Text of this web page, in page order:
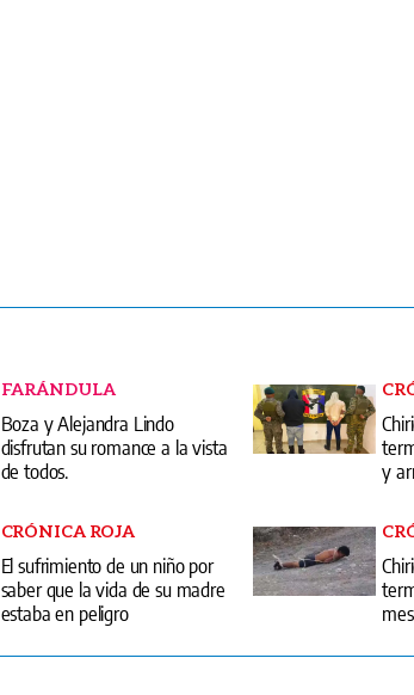
FARÁNDULA
Boza y Alejandra Lindo
disfrutan su romance a la vista
de todos.
y
CRÓNICA ROJA
El sufrimiento de un niño por
saber que la vida de su madre
estaba en peligro